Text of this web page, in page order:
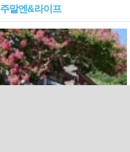
주말엔&라이프